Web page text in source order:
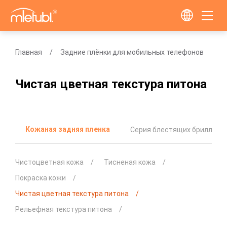
Главная Задние плёнки для мобильных телефонов
Чистая цветная текстура питона
Кожаная задняя пленка Серия блестящих
Чистоцветная кожа
Тисненая кожа
Покраска кожи
Чистая цветная текстура питона
Рельефная текстура питона